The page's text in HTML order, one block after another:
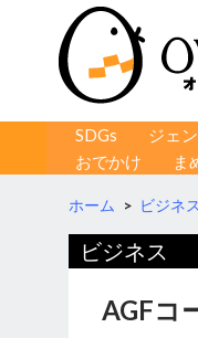
コンテンツへ移動
SDGs ジェ
おでかけ
ま
ホーム > ビジネス
ビジネス
AGFコ